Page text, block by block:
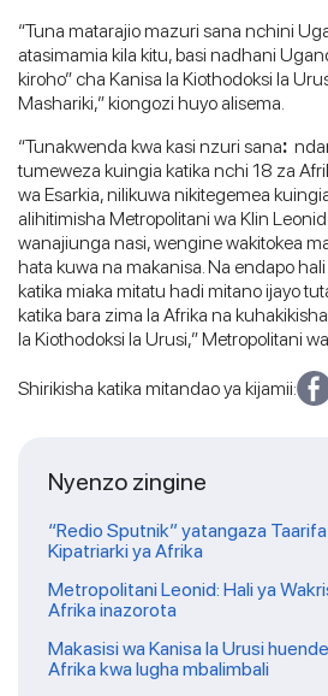
“Tuna matarajio mazuri sana nchini
atasimamia kila kitu, basi nadhani
kiroho” cha Kanisa la Kiothodoksi la
Mashariki,” kiongozi huyo alisema.
“Tunakwenda kwa kasi nzuri sana:
tumeweza kuingia katika nchi 18 za
wa Esarkia, nilikuwa nikitegemea
alihitimisha Metropolitani wa Klin
wanajiunga nasi, wengine wakitokea
hata kuwa na makanisa. Na endapo
katika miaka mitatu hadi mitano ijayo
katika bara zima la Afrika na
la Kiothodoksi la Urusi,” Metropolitani
Shirikisha katika mitandao ya kijamii:
Nyenzo zingine
“Redio Sputnik” yatangaza
Kipatriarki ya Afrika
Metropolitani Leonid: Hali ya
Afrika inazorota
Makasisi wa Kanisa la Urusi
Afrika kwa lugha mbalimbali